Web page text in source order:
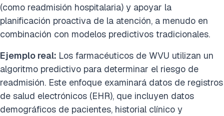
(como readmisión hospitalaria) y apoyar la
planificación proactiva de la atención, a menudo en
combinación con modelos predictivos tradicionales.
Ejemplo real: Los farmacéuticos de WVU utilizan un
algoritmo predictivo para determinar el riesgo de
readmisión. Este enfoque examinará datos de registros
de salud electrónicos (EHR), que incluyen datos
demográficos de pacientes, historial clínico y